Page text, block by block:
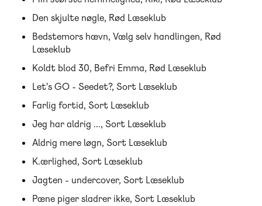
Den skjulte nøgle, Rød Læseklub
Bedstemors hævn, Vælg selv handlingen, Rød
Læseklub
Koldt blod 30, Befri Emma, Rød Læseklub
Let's GO - Seedet?, Sort Læseklub
Farlig fortid, Sort Læseklub
Jeg har aldrig ..., Sort Læseklub
Aldrig mere løgn, Sort Læseklub
K.ærlighed, Sort Læseklub
Jagten - undercover, Sort Læseklub
Pæne piger sladrer ikke, Sort Læseklub